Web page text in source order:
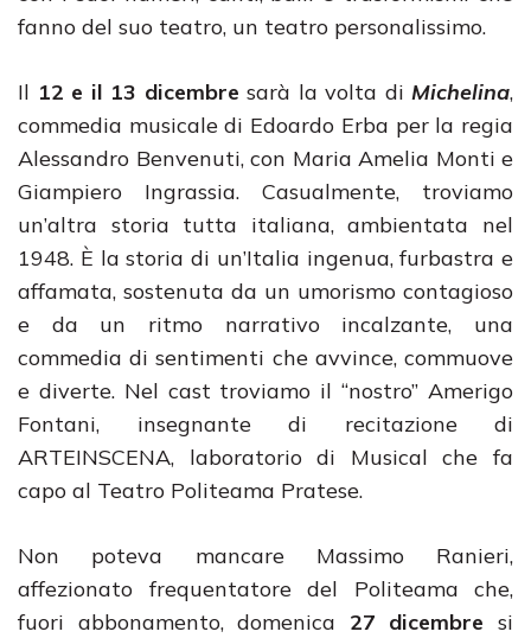
fanno del suo teatro, un teatro personalissimo.
Il 12 e il 13 dicembre sarà la volta di Michelina,
commedia musicale di Edoardo Erba per la regia
Alessandro Benvenuti, con Maria Amelia Monti e
Giampiero Ingrassia. Casualmente, troviamo
un’altra storia tutta italiana, ambientata nel
1948. È la storia di un’Italia ingenua, furbastra e
affamata, sostenuta da un umorismo contagioso
e da un ritmo narrativo incalzante, una
commedia di sentimenti che avvince, commuove
e diverte. Nel cast troviamo il “nostro” Amerigo
Fontani, insegnante di recitazione di
ARTEINSCENA, laboratorio di Musical che fa
capo al Teatro Politeama Pratese.
Non poteva mancare Massimo Ranieri,
affezionato frequentatore del Politeama che,
fuori abbonamento, domenica 27 dicembre si